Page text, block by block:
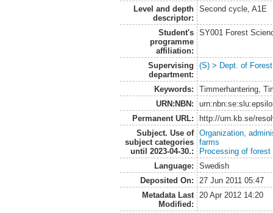
Level and depth
descriptor:
Second cycle, A1E
Student's
programme
affiliation:
SY001 Forest
Supervising
department:
(S) > Dept. of
Keywords:
Timmerhantering,
URN:NBN:
Permanent URL:
http://urn.kb.se/
Subject. Use of
subject categories
until 2023-04-30.:
Organization,
farms
Processing of forest
Language:
Swedish
Deposited On:
27 Jun 2011 05:47
Metadata Last
Modified:
20 Apr 2012 14:20